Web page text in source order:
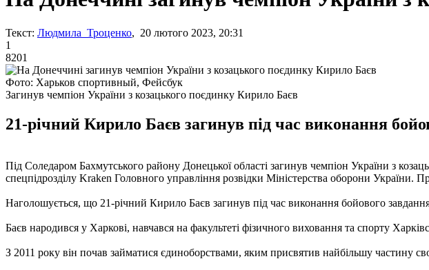
Текст: Людмила Троценко, 20 лютого 2023, 20:31
1
8201
Фото: Харьков спортивный, Фейсбук
Загинув чемпіон України з козацького поєдинку Кирило Баєв
21-річний Кирило Баєв загинув під час виконання
Під Соледаром Бахмутського району Донецької області загинув чемпіон України з
спецпідрозділу Kraken Головного управління розвідки Міністерства оборони України.
Наголошується, що 21-річний Кирило Баєв загинув під час виконання бойового
Баєв народився у Харкові, навчався на факультеті фізичного виховання та спорту
З 2011 року він почав займатися єдиноборствами, яким присвятив найбільшу частину